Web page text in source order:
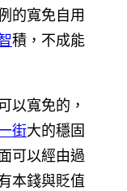
的寬免自用
積，不成能
以寬免的，
街大的穩固
可以經由過
本錢與貶值